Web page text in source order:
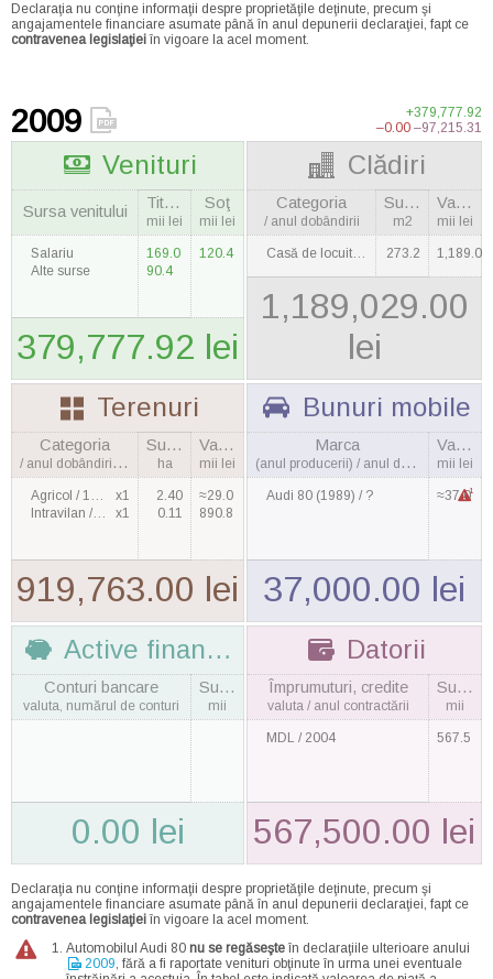
Declaraţia nu conţine informaţii despre proprietăţile deţinute, precum şi
angajamentele financiare asumate până în anul depunerii declaraţiei, fapt ce
contravenea legislaţieiîn vigoare la acel moment.
2009
+379,777.92
–0.00 –97,215.31
Venituri
Sursa venitului Titulara
mii lei
Soţ
mii lei
Salariu
Alte surse
169.0
90.4
120.4
379,777.92 lei
Clădiri
Categoria
/ anul dobândirii
Suprafaţa
m2
Valoarea
mii lei
Casă de locuit / 2007 273.2 1,189.0
1,189,029.00
lei
Terenuri
Categoria
/ anul dobândirii, cantitatea
Suprafaţa
ha
Valoarea
mii lei
Agricol / 1998
x1
Intravilan / 2003
x1
2.40
0.11
≈29.0
890.8
919,763.00 lei
Bunuri mobile
Marca
(anul producerii) / anul dobândirii
Valoarea
mii lei
Audi 80 (1989) / ? ≈37.01
37,000.00 lei
Active financiare
Conturi bancare
valuta, numărul de conturi
Suma
mii
0.00 lei
Datorii
Împrumuturi, credite
valuta / anul contractării
Suma
mii
MDL / 2004 567.5
567,500.00 lei
Declaraţia nu conţine informaţii despre proprietăţile deţinute, precum şi
angajamentele financiare asumate până în anul depunerii declaraţiei, fapt ce
contravenea legislaţieiîn vigoare la acel moment.
Automobilul Audi 80 nu se regăseşteîn declaraţiile ulterioare anului
2009, fără a fi raportate venituri obţinute în urma unei eventuale